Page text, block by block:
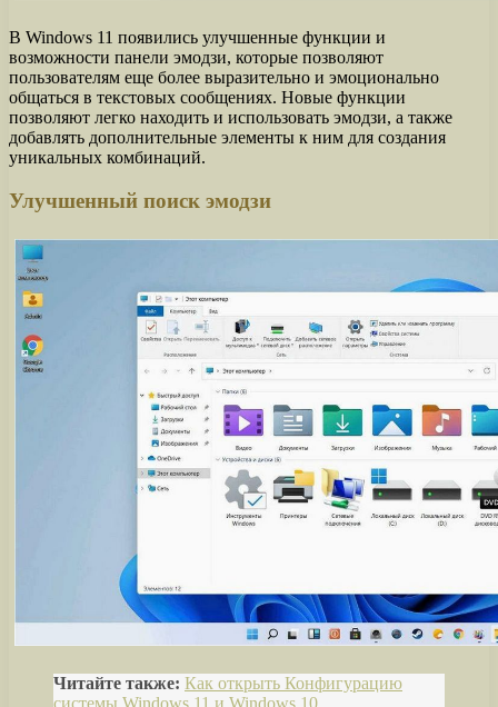
В Windows 11 появились улучшенные функции и
возможности панели эмодзи, которые позволяют
пользователям еще более выразительно и эмоционально
общаться в текстовых сообщениях. Новые функции
позволяют легко находить и использовать эмодзи, а также
добавлять дополнительные элементы к ним для создания
уникальных комбинаций.
Улучшенный поиск эмодзи
Читайте также: Как открыть Конфигурацию